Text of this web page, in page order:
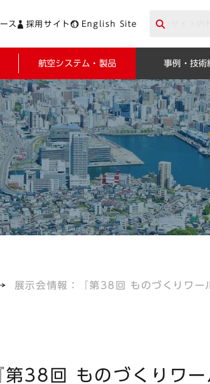
ス 採用サイト English Site
航空システム・製品 事例・技術
展示会情報：『第38回 ものづくりワー
第38回 ものづくりワ